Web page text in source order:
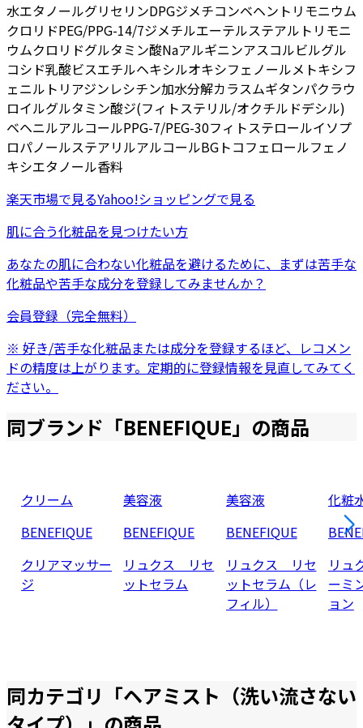
水エタノールグリセリンDPGジメチコンベヘントリモニウム
クロリドPEG/PPG-14/7ジメチルエーテルステアルトリモニ
ウムクロリドグルタミン酸Naアルギニンアスコルビルグル
コシド乳酸ビスエチルヘキシルオキシフェノールメトキシフ
ェニルトリアジンレシチン加水分解カラスムギタンパクラウ
ロイルグルタミン酸ジ(フィトステリル/オクチルドデシル)
ベヘニルアルコールPPG-7/PEG-30フィトステロールイソプ
ロパノールステアリルアルコールBG トコフェロールフェノ
キシエタノール香料
楽天市場で見るYahoo!ショッピングで見る
肌に合う化粧品を見つけたい方
あなたの肌に合わない化粧品を避けるために、まずは苦手な
化粧品や苦手な成分を登録してみませんか？
会員登録（完全無料）
※ 好き/苦手な化粧品または成分を登録するほど、レコメン
ドの精度は上がります。定期的に登録情報を見直してみてく
ださい。
同ブランド「BENEFIQUE」の商品
クリーム
BENEFIQUE
クリアマッサー
ジ
美容液
BENEFIQUE
リュクス リセ
ットセラム
美容液
BENEFIQUE
リュクス リセ
ットセラム（レ
フィル）
化粧
リュ
ーミ
ョン
同カテゴリ「ヘアミスト（洗い流さない